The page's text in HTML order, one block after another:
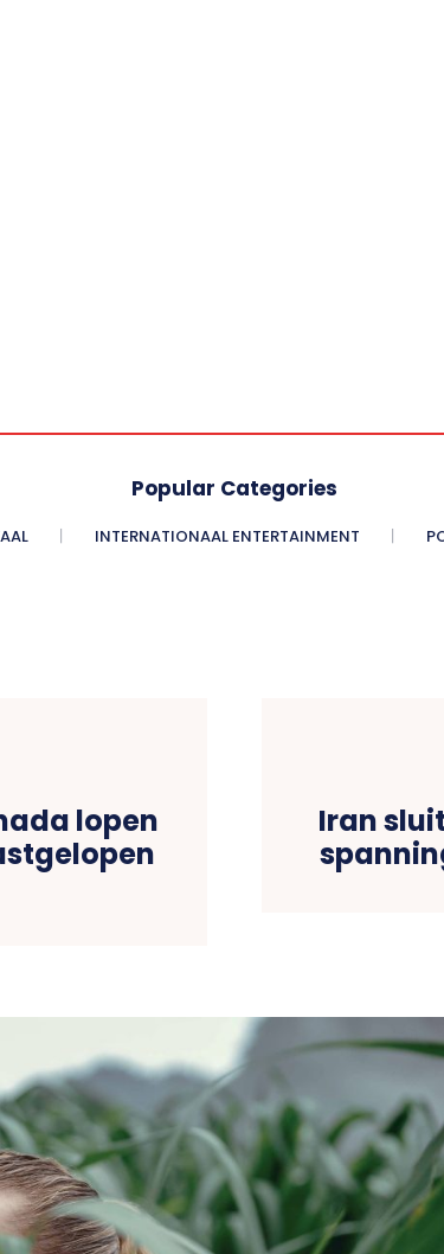
Popular Categories
INTERNATIONAAL ENTERTAINMENT
lopen
Iran